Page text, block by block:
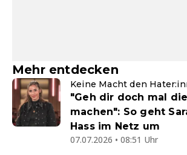
Mehr entdecken
Keine Macht den
"Geh dir doch mal
machen": So geht
Hass im Netz um
07.07.2026 • 08:51 Uhr